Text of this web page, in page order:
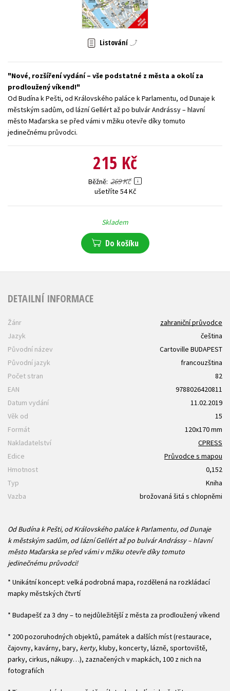
Zahraniční literatura
Všechny tituly
Listování
Nové, rozšíření vydání – vše podstatné z města a okolí za
prodloužený víkend!
Od Budína k Pešti, od Královského paláce k Parlamentu, od Dunaje k
městským sadům, od lázní Gellért až po bulvár Andrássy – hlavní
město Maďarska se před vámi v mžiku otevře díky tomuto
jedinečnému průvodci.
215 Kč
Běžně 269 Kč
ušetříte 54 Kč
Skladem
Do košíku
DETAILNÍ INFORMACE
Žánr
zahraniční průvodce
Jazyk
čeština
Původní název
Cartoville BUDAPEST
Původní jazyk
francouzština
Počet stran
82
EAN
9788026420811
Datum vydání
11.02.2019
Věk od
15
Formát
120x170 mm
Nakladatelství
CPRESS
Edice
Průvodce s mapou
Hmotnost
0,152
Typ
Kniha
Vazba
brožovaná šitá s chlopněmi
Od Budína k Pešti, od Královského paláce k Parlamentu, od Dunaje
k městským sadům, od lázní Gellért až po bulvár Andrássy – hlavní
město Maďarska se před vámi v mžiku otevře díky tomuto
jedinečnému průvodci!
* Unikátní koncept: velká podrobná mapa, rozdělená na rozkládací
mapky městských čtvrtí
* Budapešť za 3 dny – to nejdůležitější z města za prodloužený víkend
* 200 pozoruhodných objektů, památek a dalších míst (restaurace,
čajovny, kavárny, bary, kerty, kluby, koncerty, lázně, sportoviště,
parky, cirkus, nákupy…), zaznačených v mapkách, 100 z nich na
fotografiích